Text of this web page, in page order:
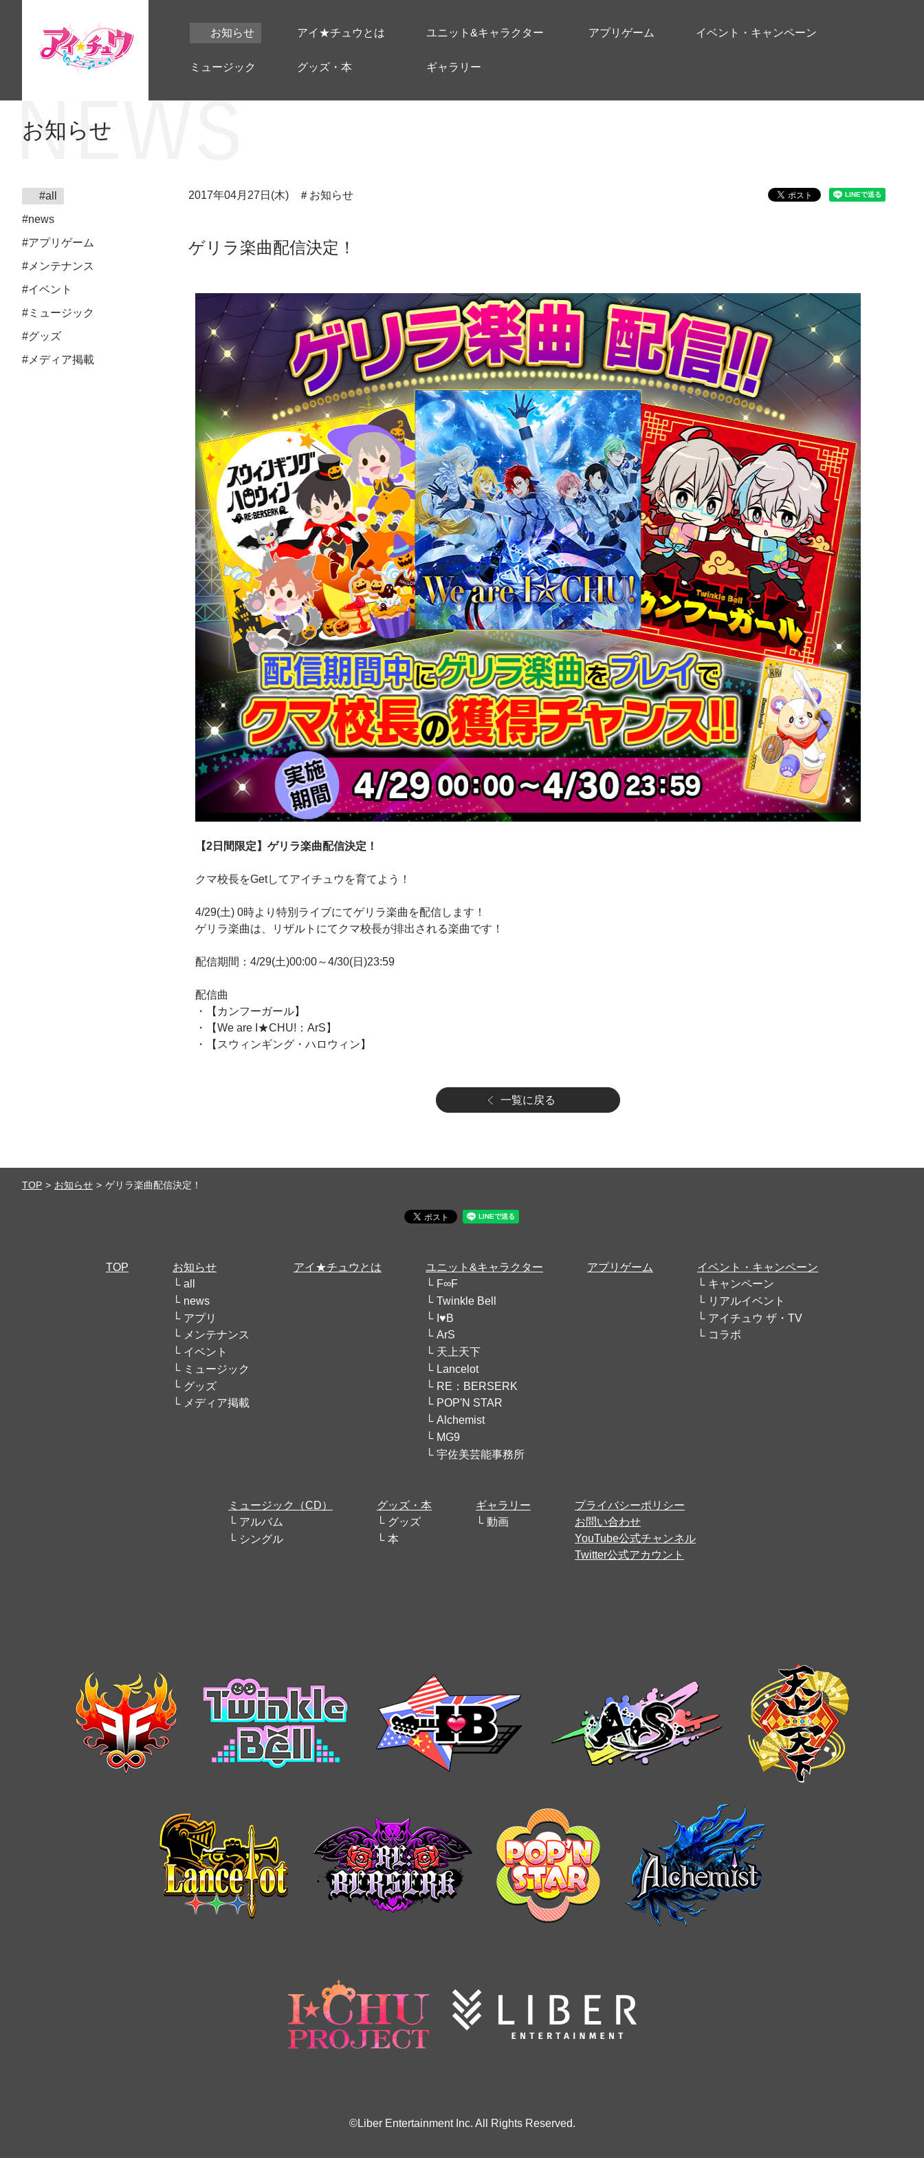
お知らせ アイ★チュウとは ユニット&キャラクター アプリゲーム イベント・キャンペーン
ミュージック グッズ・本 ギャラリー
お知らせ
#all
#news
#アプリゲーム
#メンテナンス
#イベント
#ミュージック
#グッズ
#メディア掲載
2017年04月27日(木) ＃お知らせ
ゲリラ楽曲配信決定！
【2日間限定】ゲリラ楽曲配信決定！
クマ校長をGetしてアイチュウを育てよう！
4/29(土) 0時より特別ライブにてゲリラ楽曲を配信します！
ゲリラ楽曲は、リザルトにてクマ校長が排出される楽曲です！
配信期間：4/29(土)00:00～4/30(日)23:59
配信曲
・【カンフーガール】
・【We are I★CHU!：ArS】
・【スウィンギング・ハロウィン】
一覧に戻る
TOP お知らせ ゲリラ楽曲配信決定！
TOP
お知らせ
all
news
アプリ
メンテナンス
イベント
ミュージック
グッズ
メディア掲載
アイ★チュウとは
ユニット&キャラクター
F∞F
Twinkle Bell
I♥B
ArS
天上天下
Lancelot
RE：BERSERK
POP'N STAR
Alchemist
MG9
宇佐美芸能事務所
アプリゲーム
イベント・キャンペーン
キャンペーン
リアルイベント
アイチュウ ザ・TV
コラボ
ミュージック（CD）
アルバム
シングル
グッズ・本
グッズ
本
ギャラリー
動画
プライバシーポリシー
お問い合わせ
YouTube公式チャンネル
Twitter公式アカウント
©Liber Entertainment Inc. All Rights Reserved.